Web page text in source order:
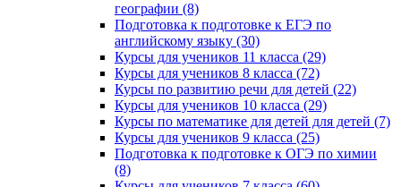
географии (8)
Подготовка к подготовке к ЕГЭ по
английскому языку (30)
Курсы для учеников 11 класса (29)
Курсы для учеников 8 класса (72)
Курсы по развитию речи для детей (22)
Курсы для учеников 10 класса (29)
Курсы по математике для детей для детей (7)
Курсы для учеников 9 класса (25)
Подготовка к подготовке к ОГЭ по химии
(8)